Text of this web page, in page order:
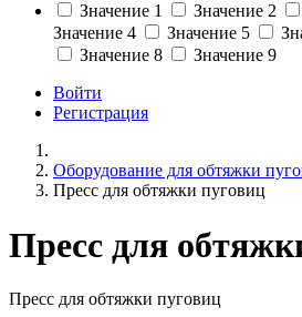
Значение 1 Значение 2
Значение 4
Значение 5
Значение 8
Значение 9
Войти
Регистрация
Оборудование для обтяжки
Пресс для обтяжки пуговиц
Пресс для
Пресс для обтяжки пуговиц